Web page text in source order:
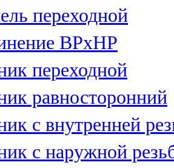
переходной
ВРхНР
переходной
равносторонний
с внутренней
с наружной